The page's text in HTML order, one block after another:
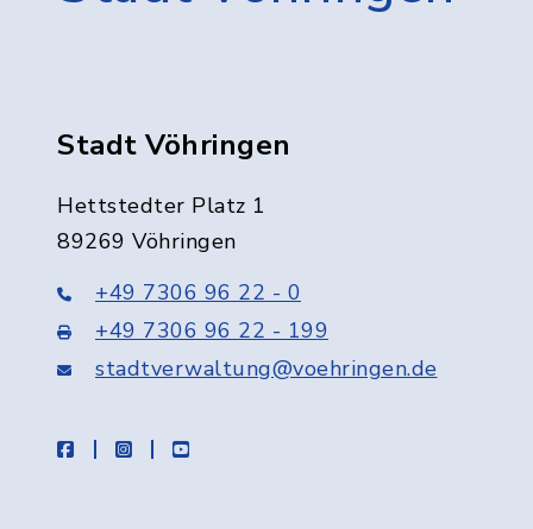
Stadt Vöhringen
Hettstedter Platz 1
89269 Vöhringen
+49 7306 96 22 - 0
+49 7306 96 22 - 199
stadtverwaltung@voehringen.de
facebookinstagramyoutube